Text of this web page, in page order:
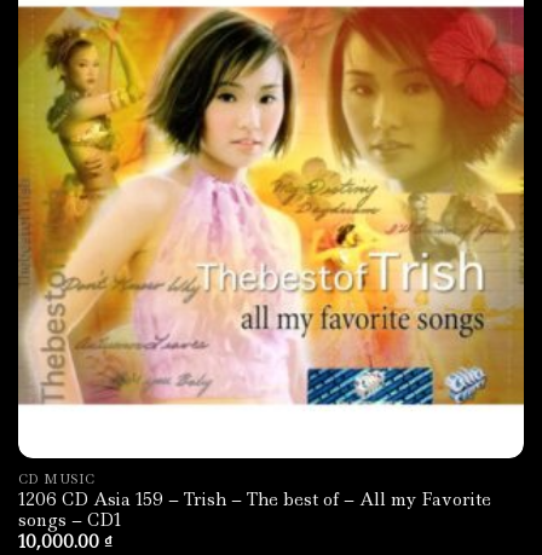
CD MUSIC
1206 CD Asia 159 – Trish – The best of – All my Favorite
songs – CD1
10,000.00 ₫